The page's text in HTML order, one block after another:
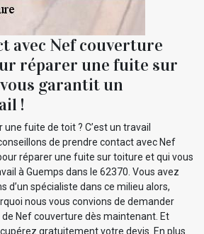
avec Nef couverture
réparer une fuite sur
garantit un
!
fuite de toit ? C’est un travail
de prendre contact avec Nef
réparer une fuite sur toiture et qui vous
à Guemps dans le 62370. Vous avez
d’un spécialiste dans ce milieu alors,
nous vous convions de demander
Nef couverture dès maintenant. Et
gratuitement votre devis. En plus